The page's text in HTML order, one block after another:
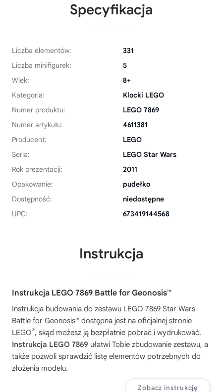
Specyfikacja
Liczba elementów:
331
Liczba minifigurek:
5
Wiek:
8+
Kategoria:
Klocki LEGO
Numer produktu:
LEGO 7869
Numer artykułu:
4611381
Producent:
LEGO
Seria:
LEGO Star Wars
Rok prezentacji:
2011
Opakowanie:
pudełko
Dostępność:
niedostępne
UPC:
673419144568
Instrukcja
Instrukcja LEGO 7869 Battle for Geonosis™
Instrukcja budowania do zestawu LEGO 7869 Star Wars
Battle for Geonosis™ dostępna jest na oficjalnej stronie
LEGO®, skąd możesz ją bezpłatnie pobrać i wydrukować.
Instrukcja LEGO 7869 ułatwi Tobie zbudowanie zestawu, a
także pozwoli sprawdzić listę elementów potrzebnych do
złożenia modelu.
Zobacz instrukcję